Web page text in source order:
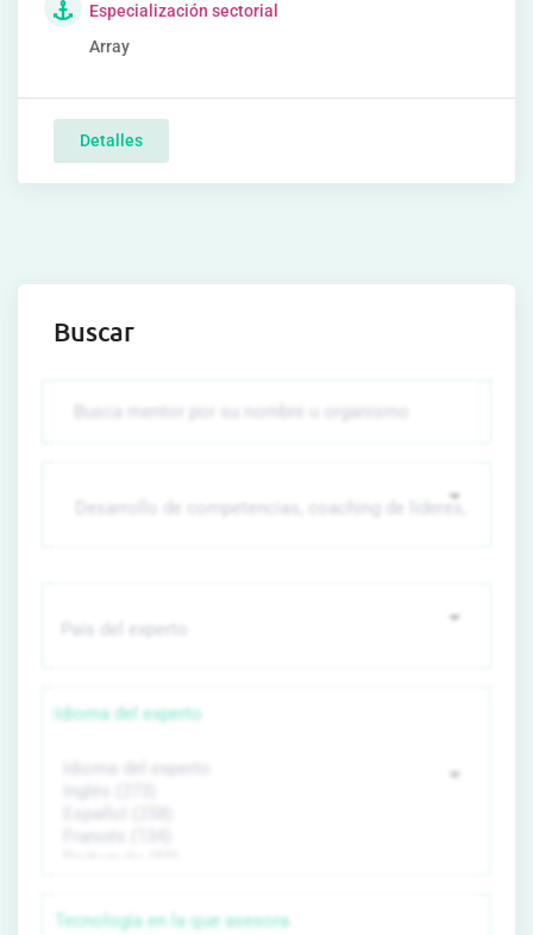
Especialización sectorial
Array
Detalles
Buscar
Idioma del experto
Tecnología en la que asesora